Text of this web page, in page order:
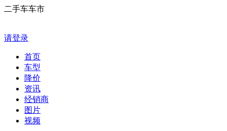
二手车车市
请登录
首页
车型
降价
资讯
经销商
图片
视频